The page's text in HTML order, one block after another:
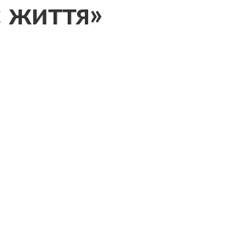
життя»